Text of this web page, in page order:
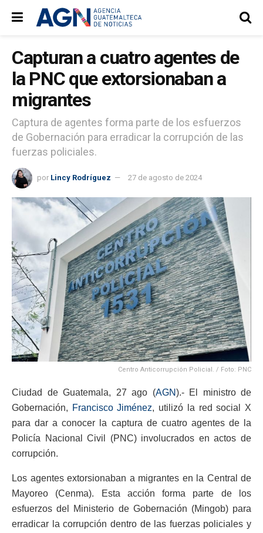
Capturan a cuatro agentes de
la PNC que extorsionaban a
migrantes
Captura de agentes forma parte de los esfuerzos
de Gobernación para erradicar la corrupción de las
fuerzas policiales.
por Lincy Rodríguez 27 de agosto de 2024
Centro Anticorrupción Policial. / Foto: PNC
Ciudad de Guatemala, 27 ago (AGN).- El ministro de
Gobernación, Francisco Jiménez, utilizó la red social X
para dar a conocer la captura de cuatro agentes de la
Policía Nacional Civil (PNC) involucrados en actos de
corrupción.
Los agentes extorsionaban a migrantes en la Central de
Mayoreo (Cenma). Esta acción forma parte de los
esfuerzos del Ministerio de Gobernación (Mingob) para
erradicar la corrupción dentro de las fuerzas policiales y